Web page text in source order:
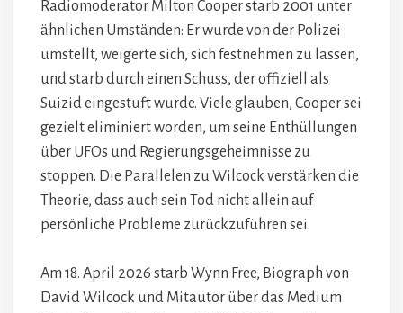
Radiomoderator Milton Cooper starb 2001 unter
ähnlichen Umständen: Er wurde von der Polizei
umstellt, weigerte sich, sich festnehmen zu lassen,
und starb durch einen Schuss, der offiziell als
Suizid eingestuft wurde. Viele glauben, Cooper sei
gezielt eliminiert worden, um seine Enthüllungen
über UFOs und Regierungsgeheimnisse zu
stoppen. Die Parallelen zu Wilcock verstärken die
Theorie, dass auch sein Tod nicht allein auf
persönliche Probleme zurückzuführen sei.
Am 18. April 2026 starb Wynn Free, Biograph von
David Wilcock und Mitautor über das Medium